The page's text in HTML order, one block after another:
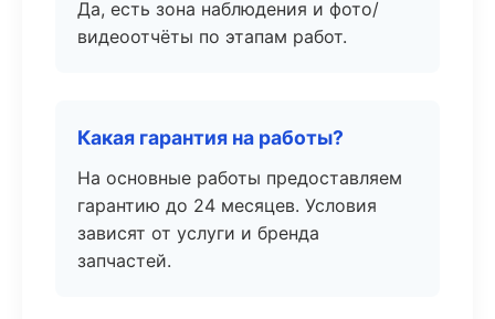
Да, есть зона наблюдения и фото/
видеоотчёты по этапам работ.
Какая гарантия на работы?
На основные работы предоставляем
гарантию до 24 месяцев. Условия
зависят от услуги и бренда
запчастей.